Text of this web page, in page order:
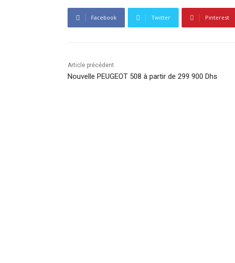
Facebook Twitter Pinterest
Article précédent
Nouvelle PEUGEOT 508 à partir de 299 900 Dhs